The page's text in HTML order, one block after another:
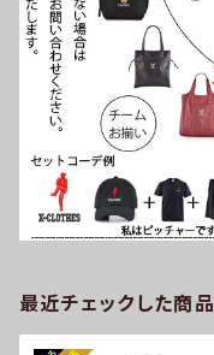
最近チェックした商品